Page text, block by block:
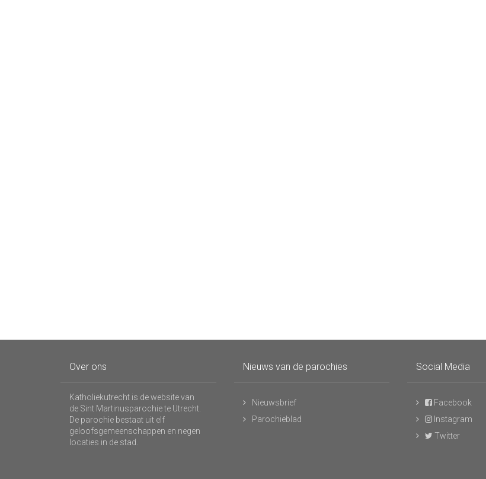
Over ons
Katholiekutrecht is de website van
de Sint Martinusparochie te Utrecht.
De parochie bestaat uit elf
geloofsgemeenschappen en negen
locaties in de stad.
Nieuws van de parochies
Nieuwsbrief
Parochieblad
Social Media
Facebook
Instagram
Twitter